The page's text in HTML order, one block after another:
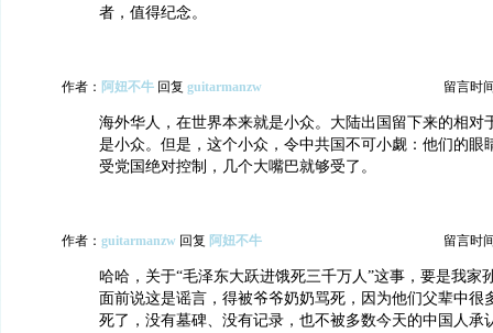
者，值得纪念。
作者： 阿妞不牛 回复 guitarmanzw 留言时
海外华人，在世界本来就是小众。大陆出国留下来的相对
是小众。但是，这个小众，令中共国不可小觑：他们的眼
受党国绝对控制，几个大嘴巴就够受了。
作者： guitarmanzw 回复 阿妞不牛 留言时
哈哈，关于“毛泽东大跃进饿死三千万人”这事，要是我家
面前说这是谣言，得被爷爷奶奶骂死，因为他们父辈中很
死了，没有墓碑、没有记录，也不被多数今天的中国人承